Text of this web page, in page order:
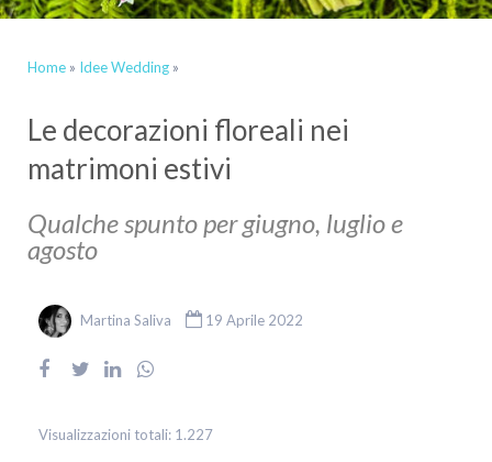
Home » Idee Wedding »
Le decorazioni floreali nei
matrimoni estivi
Qualche spunto per giugno, luglio e
agosto
Martina Saliva 19 Aprile 2022
Visualizzazioni totali: 1.227